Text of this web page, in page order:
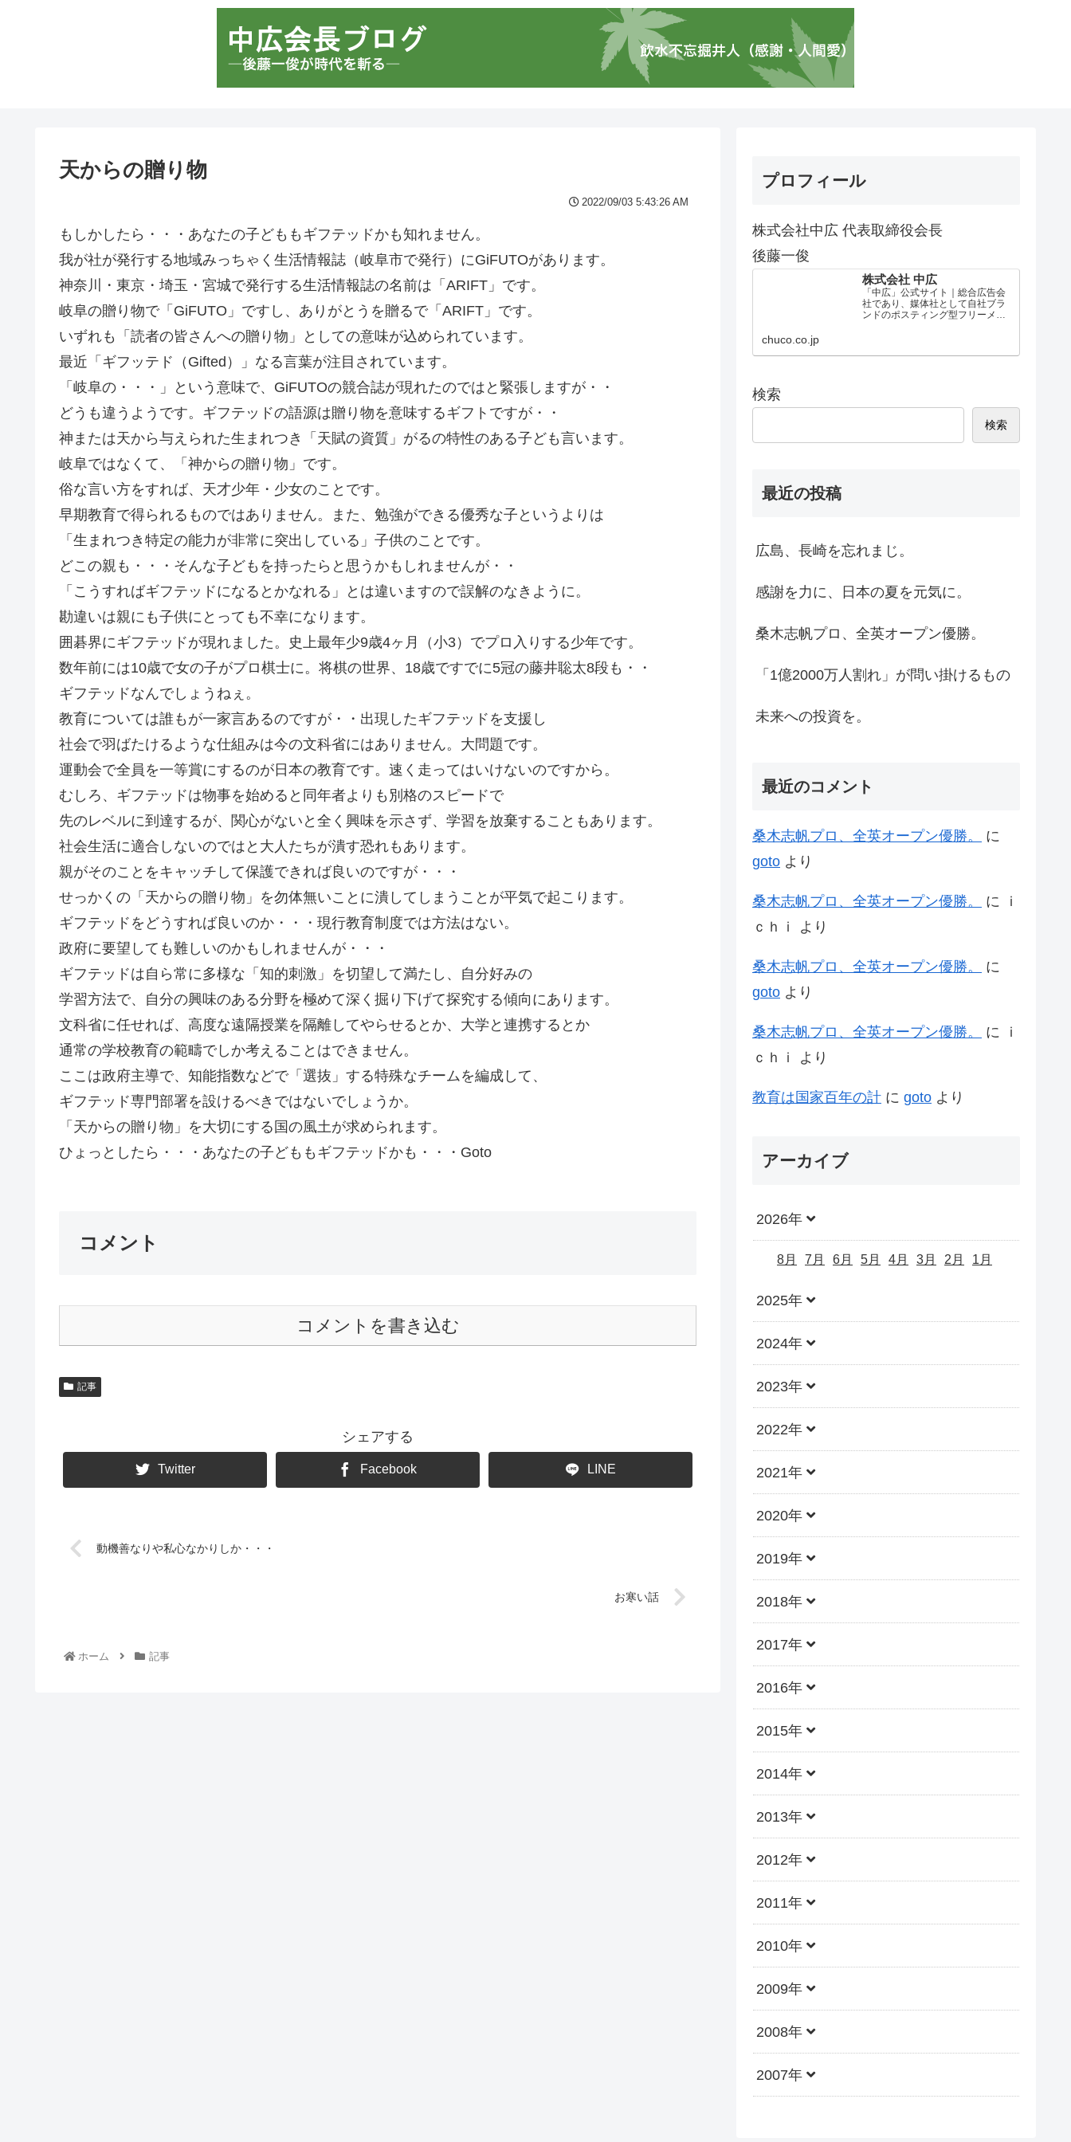
天からの贈り物
2022/09/03 5:43:26 AM
もしかしたら・・・あなたの子どももギフテッドかも知れません。
我が社が発行する地域みっちゃく生活情報誌（岐阜市で発行）にGiFUTOがあります。
神奈川・東京・埼玉・宮城で発行する生活情報誌の名前は「ARIFT」です。
岐阜の贈り物で「GiFUTO」ですし、ありがとうを贈るで「ARIFT」です。
いずれも「読者の皆さんへの贈り物」としての意味が込められています。
最近「ギフッテド（Gifted）」なる言葉が注目されています。
「岐阜の・・・」という意味で、GiFUTOの競合誌が現れたのではと緊張しますが・・
どうも違うようです。ギフテッドの語源は贈り物を意味するギフトですが・・
神または天から与えられた生まれつき「天賦の資質」がるの特性のある子ども言います。
岐阜ではなくて、「神からの贈り物」です。
俗な言い方をすれば、天才少年・少女のことです。
早期教育で得られるものではありません。また、勉強ができる優秀な子というよりは
「生まれつき特定の能力が非常に突出している」子供のことです。
どこの親も・・・そんな子どもを持ったらと思うかもしれませんが・・
「こうすればギフテッドになるとかなれる」とは違いますので誤解のなきように。
勘違いは親にも子供にとっても不幸になります。
囲碁界にギフテッドが現れました。史上最年少9歳4ヶ月（小3）でプロ入りする少年です。
数年前には10歳で女の子がプロ棋士に。将棋の世界、18歳ですでに5冠の藤井聡太8段も・・
ギフテッドなんでしょうねぇ。
教育については誰もが一家言あるのですが・・出現したギフテッドを支援し
社会で羽ばたけるような仕組みは今の文科省にはありません。大問題です。
運動会で全員を一等賞にするのが日本の教育です。速く走ってはいけないのですから。
むしろ、ギフテッドは物事を始めると同年者よりも別格のスピードで
先のレベルに到達するが、関心がないと全く興味を示さず、学習を放棄することもあります。
社会生活に適合しないのではと大人たちが潰す恐れもあります。
親がそのことをキャッチして保護できれば良いのですが・・・
せっかくの「天からの贈り物」を勿体無いことに潰してしまうことが平気で起こります。
ギフテッドをどうすれば良いのか・・・現行教育制度では方法はない。
政府に要望しても難しいのかもしれませんが・・・
ギフテッドは自ら常に多様な「知的刺激」を切望して満たし、自分好みの
学習方法で、自分の興味のある分野を極めて深く掘り下げて探究する傾向にあります。
文科省に任せれば、高度な遠隔授業を隔離してやらせるとか、大学と連携するとか
通常の学校教育の範疇でしか考えることはできません。
ここは政府主導で、知能指数などで「選抜」する特殊なチームを編成して、
ギフテッド専門部署を設けるべきではないでしょうか。
「天からの贈り物」を大切にする国の風土が求められます。
ひょっとしたら・・・あなたの子どももギフテッドかも・・・Goto
コメント
コメントを書き込む
記事
シェアする
Twitter Facebook LINE
動機善なりや私心なかりしか・・・
お寒い話
ホーム 記事
プロフィール
株式会社中広 代表取締役会長
後藤一俊
株式会社 中広
「中広」公式サイト｜総合広告会
社であり、媒体社として自社ブラ
ンドのポスティング型フリーメデ
chuco.co.jp
検索
検索
最近の投稿
広島、長崎を忘れまじ。
感謝を力に、日本の夏を元気に。
桑木志帆プロ、全英オープン優勝。
「1億2000万人割れ」が問い掛けるもの
未来への投資を。
最近のコメント
桑木志帆プロ、全英オープン優勝。
に
goto より
桑木志帆プロ、全英オープン優勝。 に
ｉ
ｃｈｉ
より
桑木志帆プロ、全英オープン優勝。
に
goto より
桑木志帆プロ、全英オープン優勝。 に
ｉ
ｃｈｉ
より
教育は国家百年の計 に goto より
アーカイブ
2026年
8月 7月 6月 5月 4月 3月 2月 1月
2025年
2024年
2023年
2022年
2021年
2020年
2019年
2018年
2017年
2016年
2015年
2014年
2013年
2012年
2011年
2010年
2009年
2008年
2007年